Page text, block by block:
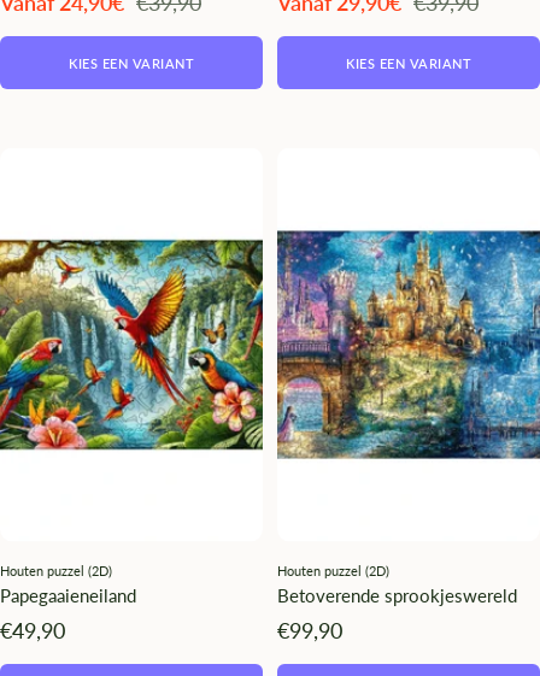
KIES EEN VARIANT KIES EEN VARIANT
Houten puzzel (2D)
Papegaaieneiland
Angebotspreis
€49,90
Houten puzzel (2D)
Betoverende sprookjeswereld
Angebotspreis
€99,90